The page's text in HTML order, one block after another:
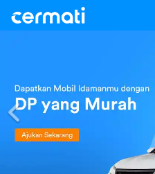
Previous